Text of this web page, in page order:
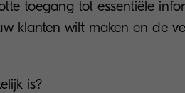
toegang tot essentiële
klanten wilt maken en de
is?